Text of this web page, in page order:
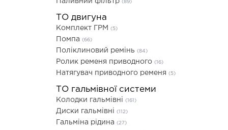
(89)
ТО двигуна
Комплект ГРМ (5)
Помпа (66)
Поліклиновий ремінь (84)
Ролик ременя приводного (16)
Натягувач приводного ременя (5)
ТО гальмівної системи
Колодки гальмівні (161)
Диски гальмівні (112)
Гальміна рідина (27)